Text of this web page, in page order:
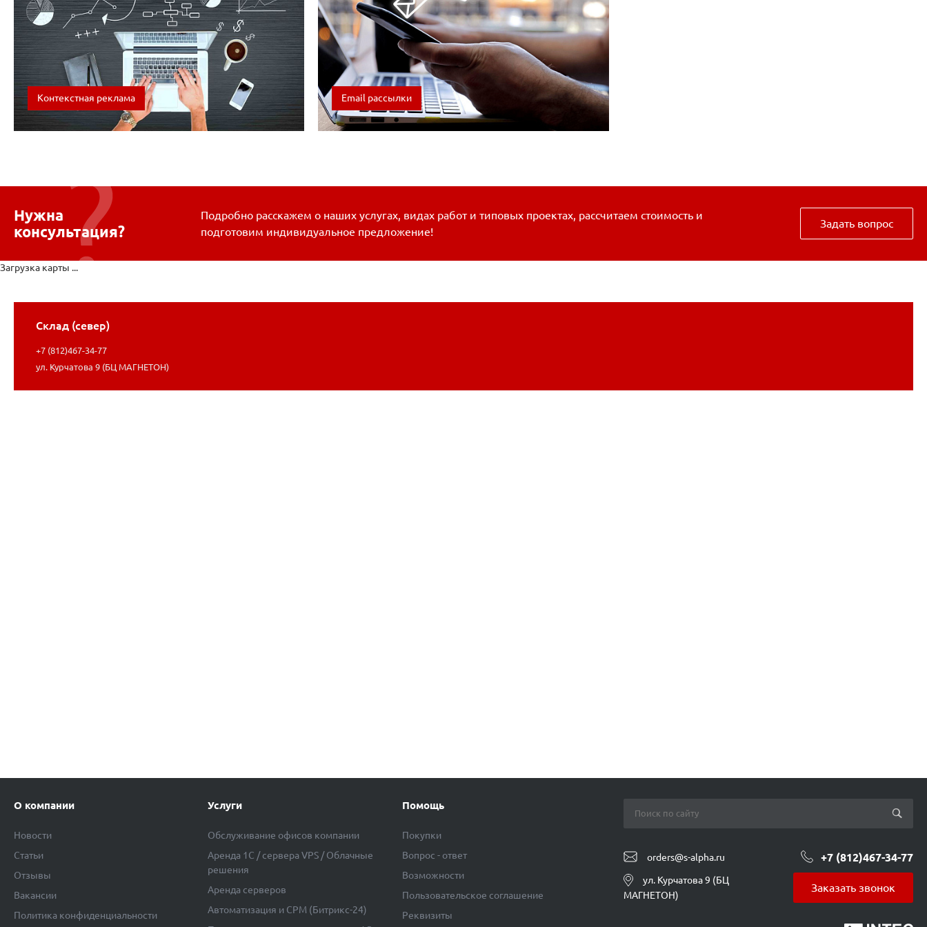
Контекстная реклама
Приведем клиентов по выгодной цене при помощи
Email рассылки
Email рассылки — это мощный посредник между вашей
Нужна
консультация?
Подробно расскажем о наших услугах, видах работ и типовых проектах, рассчитаем стоимость и
подготовим индивидуальное предложение!
Задать вопрос
Склад (север)
+7 (812)467-34-77
ул. Курчатова 9 (БЦ МАГНЕТОН)
Загрузка карты ...
О компании
Новости
Статьи
Отзывы
Вакансии
Политика конфиденциальности
Услуги
Обслуживание офисов компании
Аренда 1C / сервера VPS / Облачные
решения
Аренда серверов
Автоматизация и СРМ (Битрикс-24)
Помощь
Покупки
Вопрос - ответ
Возможности
Пользовательское соглашение
Реквизиты
orders@s-alpha.ru +7 (812)467-34-77
ул. Курчатова 9 (БЦ
МАГНЕТОН)
Заказать звонок